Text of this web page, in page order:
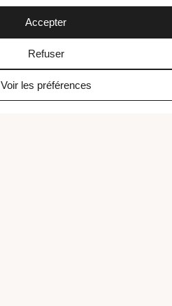
Accepter
Refuser
Voir les préférences